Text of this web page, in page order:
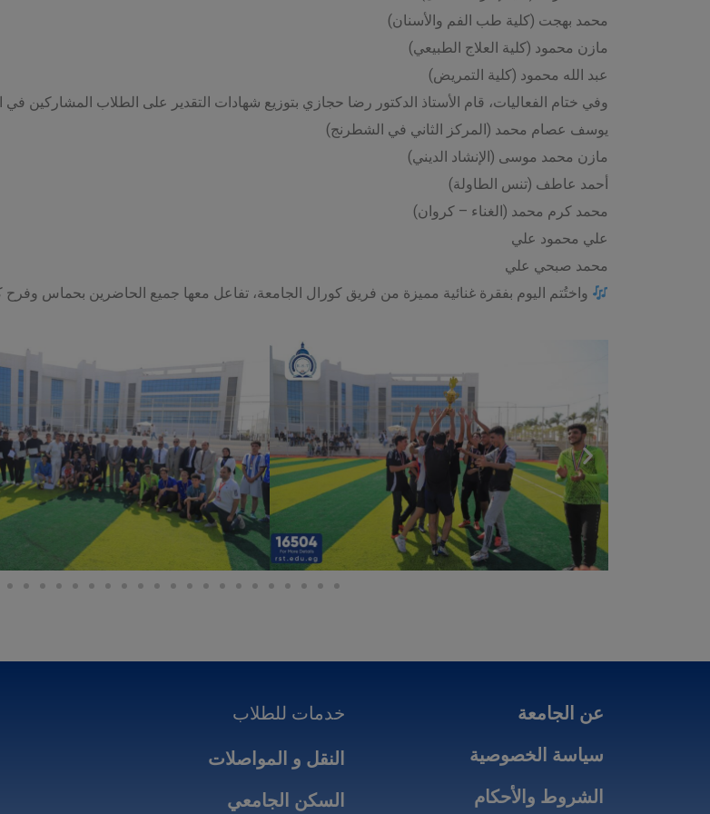
محمد بهجت (كلية طب الفم والأسنان)
مازن محمود (كلية العلاج الطبيعي)
عبد الله محمود (كلية التمريض)
وفي ختام الفعاليات، قام الأستاذ الدكتور رضا حجازي بتوزيع شهادات التقدير على الطلاب المشاركين في
يوسف عصام محمد (المركز الثاني في الشطرنج)
مازن محمد موسى (الإنشاد الديني)
أحمد عاطف (تنس الطاولة)
محمد كرم محمد (الغناء – كروان)
علي محمود علي
محمد صبحي علي
واختُتم اليوم بفقرة غنائية مميزة من فريق كورال الجامعة، تفاعل معها جميع الحاضرين بحماس وفرح
عن الجامعة
سياسة الخصوصية
الشروط والأحكام
خدمات للطلاب
النقل و المواصلات
السكن الجامعي